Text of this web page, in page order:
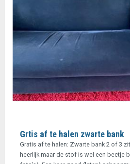
Grtis af te halen zwarte bank
Gratis af te halen: Zwarte bank 2 of 3
heerlijk maar de stof is wel een beetje